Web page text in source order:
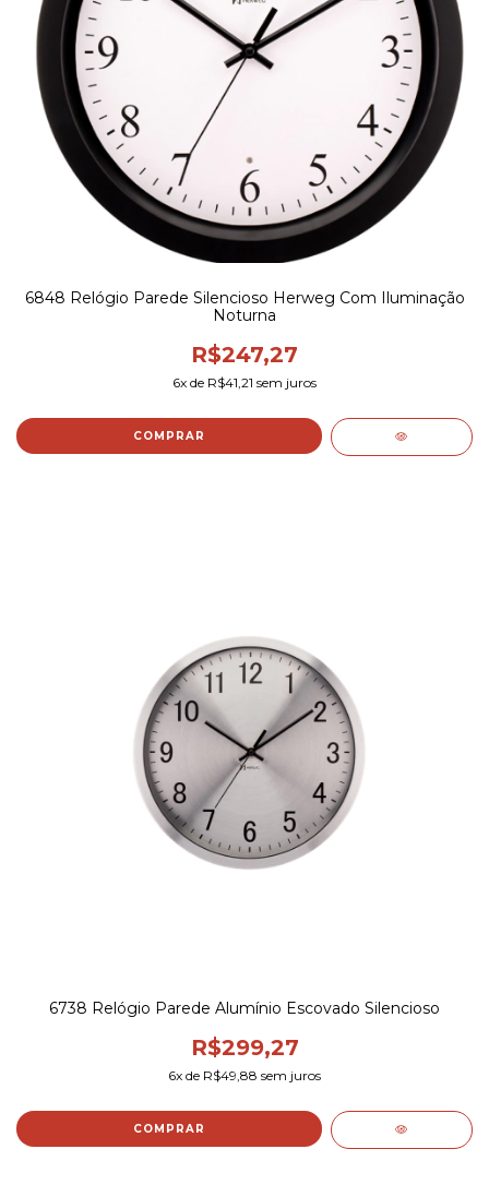
6848 Relógio Parede Silencioso Herweg Com Iluminação
Noturna
R$247,27
6x de R$41,21 sem juros
6738 Relógio Parede Alumínio Escovado Silencioso
R$299,27
6x de R$49,88 sem juros